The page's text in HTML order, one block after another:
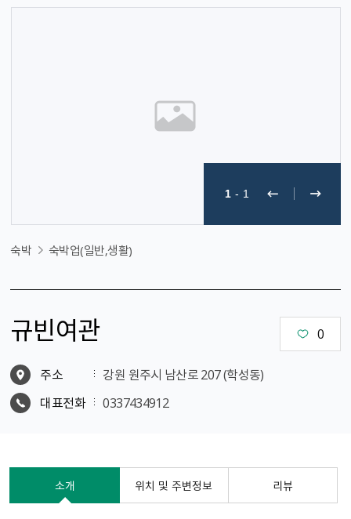
1 - 1
숙박 숙박업(일반,생활)
규빈여관 0
주소
강원 원주시 남산로 207 (학성동)
대표전화
0337434912
소개 위치 및 주변정보 리뷰